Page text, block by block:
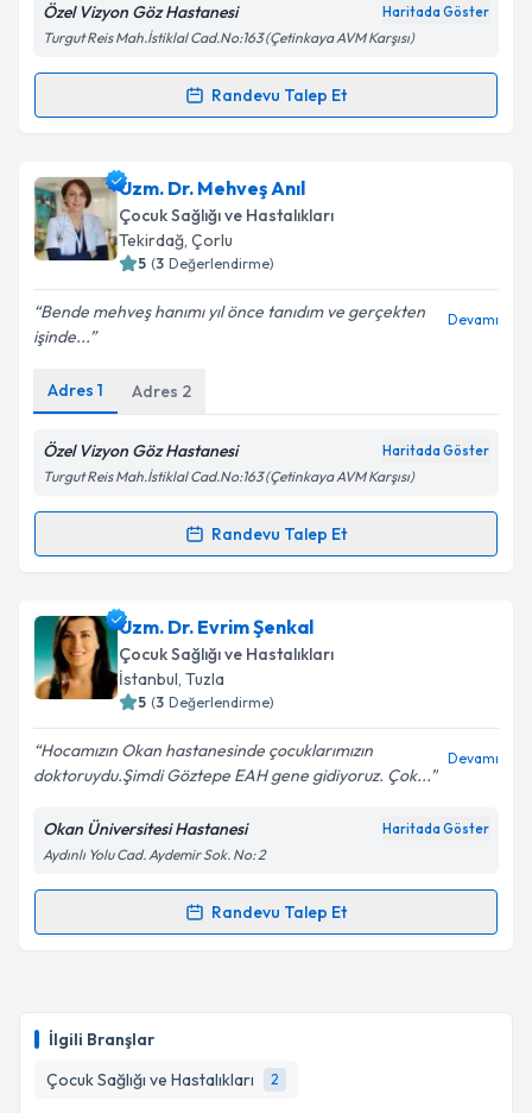
İlgili Branşlar
Çocuk Sağlığı ve Hastalıkları
2
Metni'ni okudum ve kişisel verilerimin belirtilen
kapsamda işlenmesini kabul ediyorum.
Takvim Talebini Gönder
Özel Vizyon Göz Hastanesi Haritada Göster
Turgut Reis Mah.İstiklal Cad.No:163 (Çetinkaya AVM Karşısı)
Randevu Talep Et
Randevu Takvimi Talebi
Uzm. Dr. Çağatay Kabakiçin randevu takvimi talebi
oluşturun. Size bu uzmandan randevu almanız için bir
takvim hazırlandığında e-posta ile bilgilendireceğiz.
Kişisel verilerimin işlenmesine ilişkin
Metni'ni okudum ve kişisel verilerimin belirtilen
kapsamda işlenmesini kabul ediyorum.
Takvim Talebini Gönder
Uzm. Dr. Mehveş Anıl
Çocuk Sağlığı ve Hastalıkları
Tekirdağ, Çorlu
5 (3 Değerlendirme)
Bende mehveş hanımı yıl önce tanıdım ve gerçekten
işinde...
Devamı
Adres 1 Adres 2
Özel Vizyon Göz Hastanesi Haritada Göster
Turgut Reis Mah.İstiklal Cad.No:163 (Çetinkaya AVM Karşısı)
Randevu Talep Et
Randevu Takvimi Talebi
Uzm. Dr. Mehveş Anıl için randevu takvimi talebi
oluşturun. Size bu uzmandan randevu almanız için bir
takvim hazırlandığında e-posta ile bilgilendireceğiz.
Kişisel verilerimin işlenmesine ilişkin
Aydınlatma
Metni'ni okudum ve kişisel verilerimin belirtilen
kapsamda işlenmesini kabul ediyorum.
Uzm. Dr. Evrim Şenkal
Çocuk Sağlığı ve Hastalıkları
İstanbul, Tuzla
5 (3 Değerlendirme)
Hocamızın Okan hastanesinde çocuklarımızın
doktoruydu.Şimdi Göztepe EAH gene gidiyoruz. Çok...
Devamı
Okan Üniversitesi Hastanesi Haritada Göster
Aydınlı Yolu Cad. Aydemir Sok. No: 2
Randevu Talep Et
Randevu Takvimi Talebi
takvim hazırlandığında e-posta ile bilgilendireceğiz.